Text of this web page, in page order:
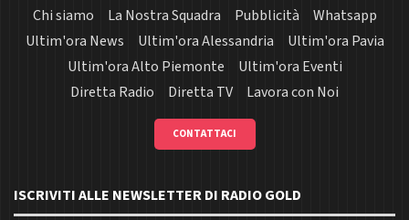
Chi siamo La Nostra Squadra Pubblicità
Whatsapp
Ultim'ora News
Ultim'ora Alessandria
Ultim'ora Pavia
Ultim'ora Alto Piemonte
Ultim'ora Eventi
Diretta Radio
Diretta TV Lavora con Noi
CONTATTACI
ISCRIVITI ALLE NEWSLETTER DI RADIO GOLD